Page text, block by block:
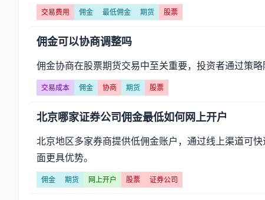
交易费用 佣金 最低佣金 期货 股票
佣金可以协商调整吗
佣金协商在股票期货交易中至关重要，投资者通过策
交易成本 佣金 协商 期货 股票
北京哪家证券公司佣金最低如何网上开户
北京地区多家券商提供低佣金账户，通过线上渠道可
面更具优势。
佣金 期货 网上开户 股票 证券公司